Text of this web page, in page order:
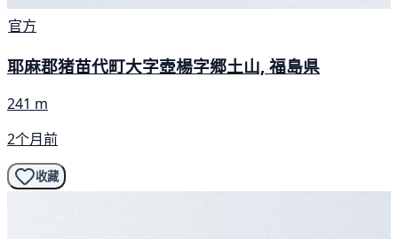
官方
耶麻郡猪苗代町大字壺楊字郷土山, 福島県
241 m
2个月前
收藏